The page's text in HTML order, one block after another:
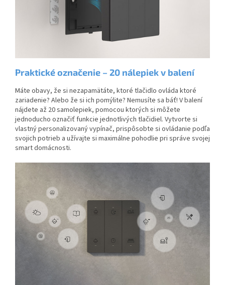
Praktické označenie – 20 nálepiek v balení
Máte obavy, že si nezapamätáte, ktoré tlačidlo ovláda ktoré
zariadenie? Alebo že si ich pomýlite? Nemusíte sa báť! V balení
nájdete až 20 samolepiek, pomocou ktorých si môžete
jednoducho označiť funkcie jednotlivých tlačidiel. Vytvorte si
vlastný personalizovaný vypínač, prispôsobte si ovládanie podľa
svojich potrieb a užívajte si maximálne pohodlie pri správe svojej
smart domácnosti.